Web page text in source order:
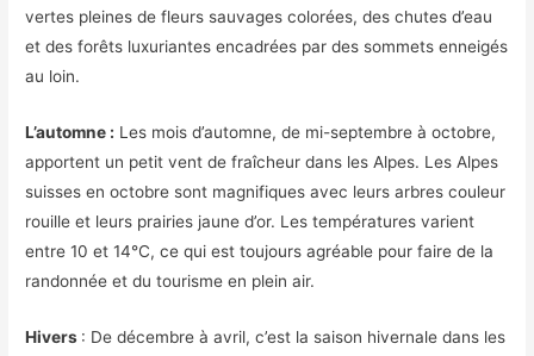
vertes pleines de fleurs sauvages colorées, des chutes d’eau
et des forêts luxuriantes encadrées par des sommets enneigés
au loin.
L’automne : Les mois d’automne, de mi-septembre à octobre,
apportent un petit vent de fraîcheur dans les Alpes. Les Alpes
suisses en octobre sont magnifiques avec leurs arbres couleur
rouille et leurs prairies jaune d’or. Les températures varient
entre 10 et 14°C, ce qui est toujours agréable pour faire de la
randonnée et du tourisme en plein air.
Hivers : De décembre à avril, c’est la saison hivernale dans les